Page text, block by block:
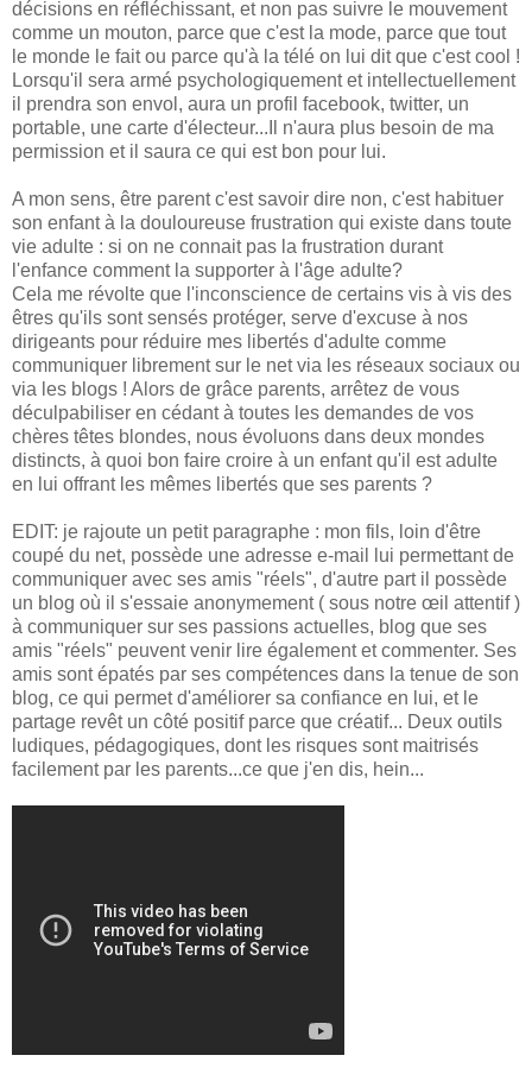
décisions en réfléchissant, et non pas suivre le mouvement
comme un mouton, parce que c'est la mode, parce que tout
le monde le fait ou parce qu'à la télé on lui dit que c'est cool !
Lorsqu'il sera armé psychologiquement et intellectuellement
il prendra son envol, aura un profil facebook, twitter, un
portable, une carte d'électeur...Il n'aura plus besoin de ma
permission et il saura ce qui est bon pour lui.
A mon sens, être parent c'est savoir dire non, c'est habituer
son enfant à la douloureuse frustration qui existe dans toute
vie adulte : si on ne connait pas la frustration durant
l'enfance comment la supporter à l'âge adulte?
Cela me révolte que l'inconscience de certains vis à vis des
êtres qu'ils sont sensés protéger, serve d'excuse à nos
dirigeants pour réduire mes libertés d'adulte comme
communiquer librement sur le net via les réseaux sociaux ou
via les blogs ! Alors de grâce parents, arrêtez de vous
déculpabiliser en cédant à toutes les demandes de vos
chères têtes blondes, nous évoluons dans deux mondes
distincts, à quoi bon faire croire à un enfant qu'il est adulte
en lui offrant les mêmes libertés que ses parents ?
EDIT: je rajoute un petit paragraphe : mon fils, loin d'être
coupé du net, possède une adresse e-mail lui permettant de
communiquer avec ses amis "réels", d'autre part il possède
un blog où il s'essaie anonymement ( sous notre œil attentif )
à communiquer sur ses passions actuelles, blog que ses
amis "réels" peuvent venir lire également et commenter. Ses
amis sont épatés par ses compétences dans la tenue de son
blog, ce qui permet d'améliorer sa confiance en lui, et le
partage revêt un côté positif parce que créatif... Deux outils
ludiques, pédagogiques, dont les risques sont maitrisés
facilement par les parents...ce que j'en dis, hein...